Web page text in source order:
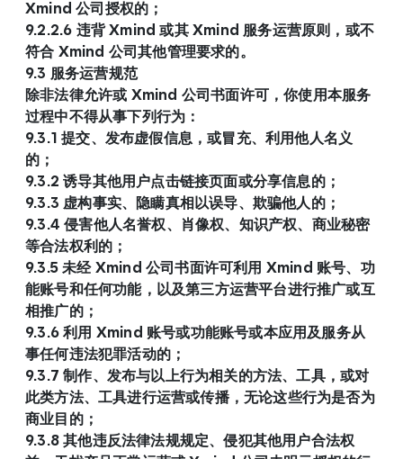
Xmind 公司授权的；
9.2.2.6 违背 Xmind 或其 Xmind 服务运营原则，或不
符合 Xmind 公司其他管理要求的。
9.3 服务运营规范
除非法律允许或 Xmind 公司书面许可，你使用本服务
过程中不得从事下列行为：
9.3.1 提交、发布虚假信息，或冒充、利用他人名义
的；
9.3.2 诱导其他用户点击链接页面或分享信息的；
9.3.3 虚构事实、隐瞒真相以误导、欺骗他人的；
9.3.4 侵害他人名誉权、肖像权、知识产权、商业秘密
等合法权利的；
9.3.5 未经 Xmind 公司书面许可利用 Xmind 账号、功
能账号和任何功能，以及第三方运营平台进行推广或互
相推广的；
9.3.6 利用 Xmind 账号或功能账号或本应用及服务从
事任何违法犯罪活动的；
9.3.7 制作、发布与以上行为相关的方法、工具，或对
此类方法、工具进行运营或传播，无论这些行为是否为
商业目的；
9.3.8 其他违反法律法规规定、侵犯其他用户合法权